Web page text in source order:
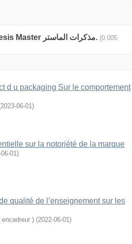
Showing 6 out of a total of 6 results for collection: Thesis Master مذكرات الماستر. (0.005
d u packaging Sur le comportement
2023-06-01)
sur la notoriété de la marque
01)
qualité de l’enseignement sur les
) (2022-06-01)